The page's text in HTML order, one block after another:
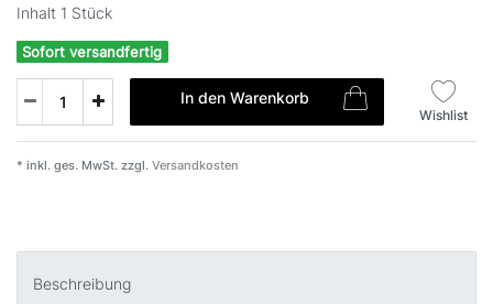
Inhalt 1 Stück
Sofort versandfertig
In den Warenkorb
Wishlist
* inkl. ges. MwSt. zzgl. Versandkosten
Beschreibung